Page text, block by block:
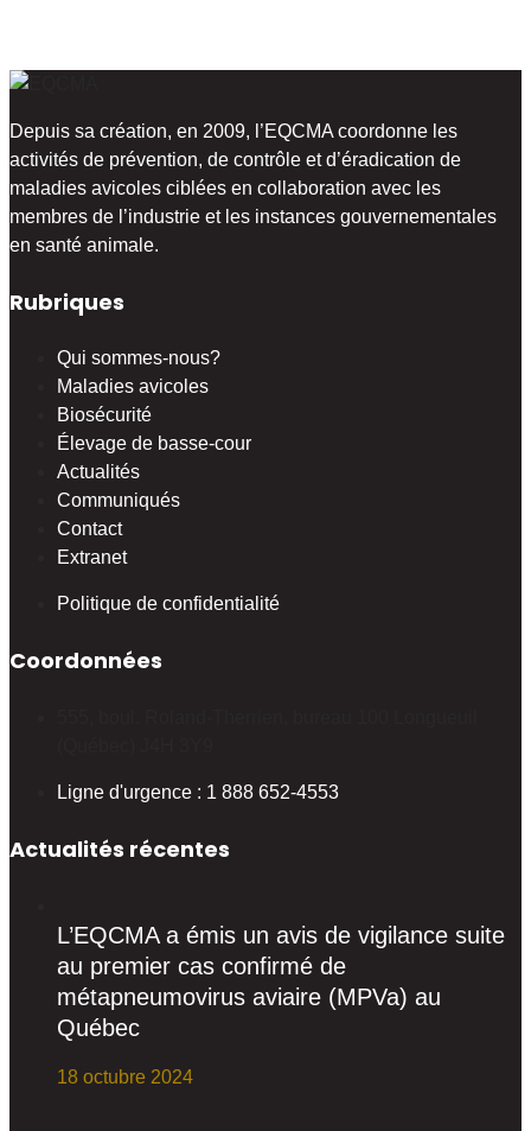
Depuis sa création, en 2009, l’EQCMA coordonne les
activités de prévention, de contrôle et d’éradication de
maladies avicoles ciblées en collaboration avec les
membres de l’industrie et les instances gouvernementales
en santé animale.
Rubriques
Qui sommes-nous?
Maladies avicoles
Biosécurité
Élevage de basse-cour
Actualités
Communiqués
Contact
Extranet
Politique de confidentialité
Coordonnées
Ligne d'urgence : 1 888 652-4553
Actualités récentes
L’EQCMA a émis un avis de vigilance suite
au premier cas confirmé de
métapneumovirus aviaire (MPVa) au
Québec
18 octubre 2024